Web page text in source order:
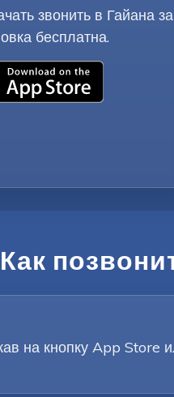
звонить в Гайана за
бесплатна.
Как
на кнопку App